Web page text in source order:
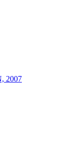
2007